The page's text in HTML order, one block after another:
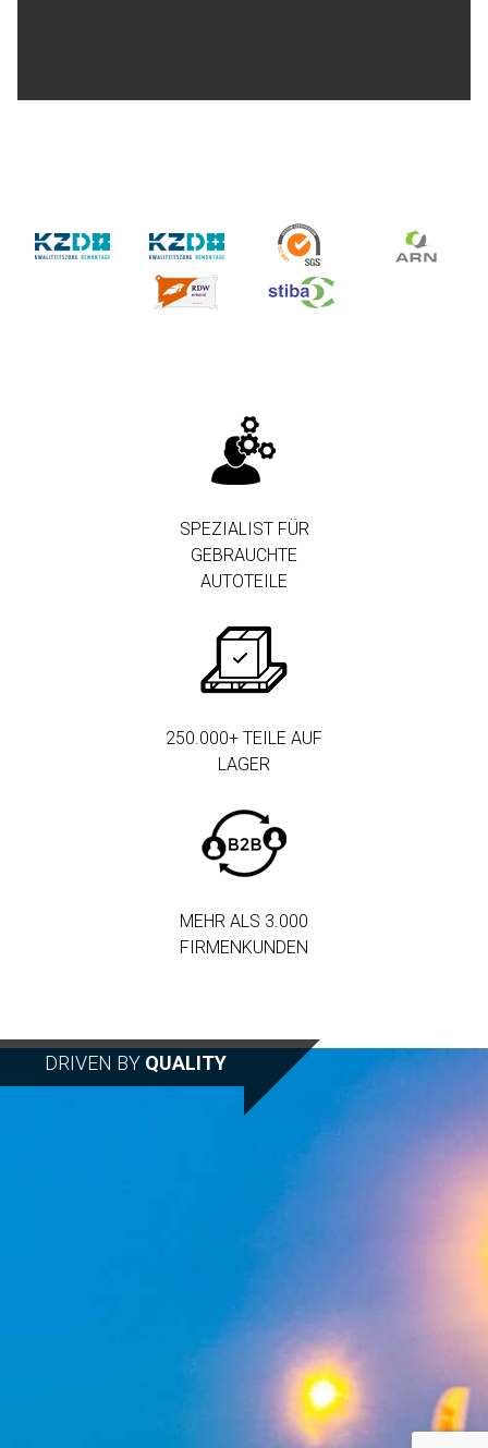
SPEZIALIST FÜR
GEBRAUCHTE
AUTOTEILE
250.000+ TEILE AUF
LAGER
MEHR ALS 3.000
FIRMENKUNDEN
DRIVEN BY QUALITY